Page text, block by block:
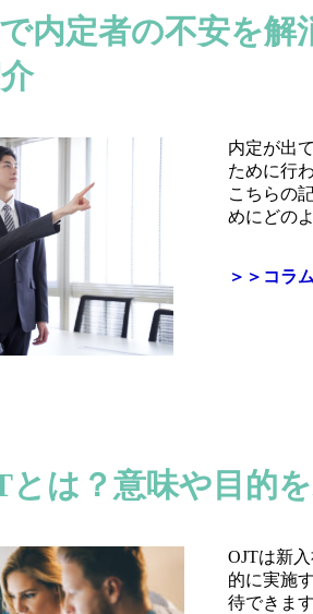
内定者の不安を
内定が出
ために行
こちらの
めにどの
＞＞コラ
とは？意味や目的
OJTは新
的に実施
待できます